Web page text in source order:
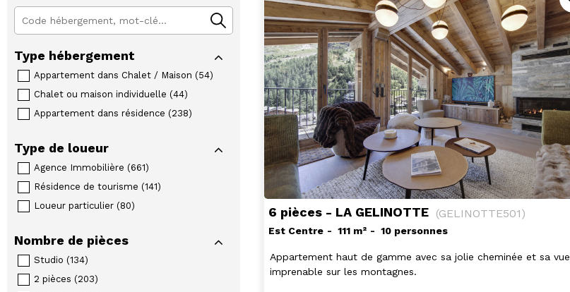
Type hébergement
Appartement dans Chalet / Maison (54)
Chalet ou maison individuelle (44)
Appartement dans résidence (238)
Type de loueur
Agence Immobilière (661)
Résidence de tourisme (141)
Loueur particulier (80)
Nombre de pièces
Studio (134)
2 pièces (203)
6 pièces - LA GELINOTTE (GELINOTTE501)
Est Centre 111 m² 10 personnes
Appartement haut de gamme avec sa jolie cheminée et sa vue
imprenable sur les montagnes.